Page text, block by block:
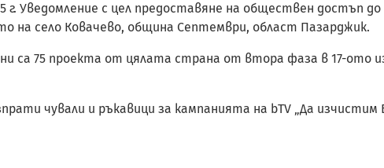
г. Уведомление с цел предоставяне на обществен достъп
на село Ковачево, община Септември, област Пазарджик.
са 75 проекта от цялата страна от втора фаза в 17-ото
чували и ръкавици за кампанията на bTV „Да